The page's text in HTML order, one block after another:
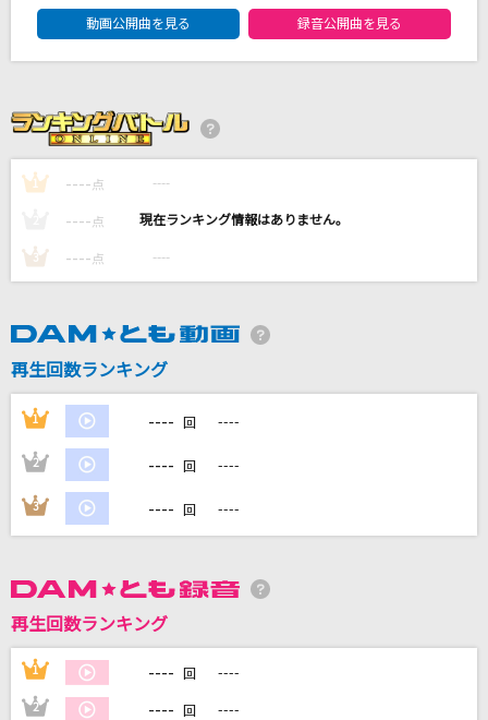
Vaundy
umura)
ヤミタイガール
[生音]未来予想図Ⅱ
DREAMS COME TRUE
もっと見る
カラオケ最新情報をチェック！
DAMに会員登録・ログインして
カラオケをもっと楽しもう！
動画公開曲を見る 録音公開曲を見る
1 ---- 点 ----
---- 点 ----
3 ---- 点 ----
再生回数ランキング
1 ---- 回 ----
2 ---- 回 ----
3 ---- 回 ----
再生回数ランキング
1 ---- 回 ----
2 ---- 回 ----